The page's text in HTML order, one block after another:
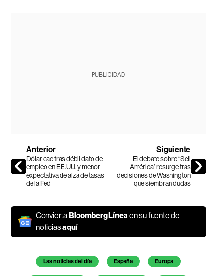
PUBLICIDAD
Anterior
Dólar cae tras débil dato de
empleo en EE.UU. y menor
expectativa de alza de tasas
de la Fed
Siguiente
El debate sobre “Sell
América” resurge tras
decisiones de Washington
que siembran dudas
ConviertaBloomberg Línea en su fuente de
noticiasaquí
Temas de este artículo
Las noticias del día España Europa